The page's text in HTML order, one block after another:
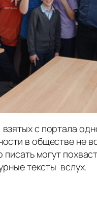
с портала
в обществе не
могут
тексты вслух.